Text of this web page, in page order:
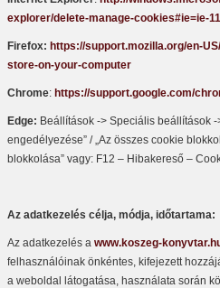
explorer/delete-manage-cookies#ie=ie-11
Firefox: https://support.mozilla.org/en-
store-on-your-computer
Chrome: https://support.google.com/
Edge: Beállítások -> Speciális beállítások
engedélyezése” / „Az összes cookie
blokkolása” vagy: F12 – Hibakereső –
Az adatkezelés célja, módja, időtartama:
Az adatkezelés a www.koszeg-
felhasználóinak önkéntes, kifejezett
a weboldal látogatása, használata során